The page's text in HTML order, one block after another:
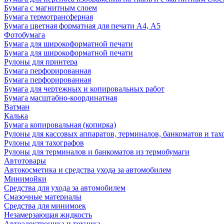
Бумага с магнитным слоем
Бумага термотрансферная
Бумага цветная форматная для печати А4, А5
Фотобумага
Бумага для широкоформатной печати
Бумага для широкоформатной печати
Рулоны для принтера
Бумага перфорированная
Бумага перфорированная
Бумага для чертежных и копировальных работ
Бумага масштабно-координатная
Ватман
Калька
Бумага копировальная (копирка)
Рулоны для кассовых аппаратов, терминалов, банкоматов и
Рулоны для тахографов
Рулоны для терминалов и банкоматов из термобумаги
Автотовары
Автокосметика и средства ухода за автомобилем
Минимойки
Средства для ухода за автомобилем
Смазочные материалы
Средства для минимоек
Незамерзающая жидкость